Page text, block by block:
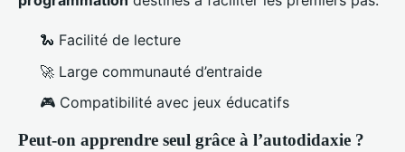
🐍 Facilité de lecture
🚀 Large communauté d’entraide
🎮 Compatibilité avec jeux éducatifs
Peut-on apprendre seul grâce à l’autodidaxie ?